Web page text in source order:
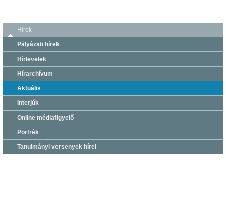
Hírek
Pályázati hírek
Hírlevelek
Hírarchívum
Aktuális
Interjúk
Online médiafigyelő
Portrék
Tanulmányi versenyek hírei